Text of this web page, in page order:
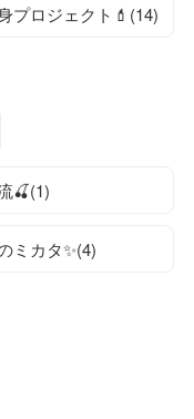
プロジェクト💄(14)
🍒(1)
ミカタ✨(4)